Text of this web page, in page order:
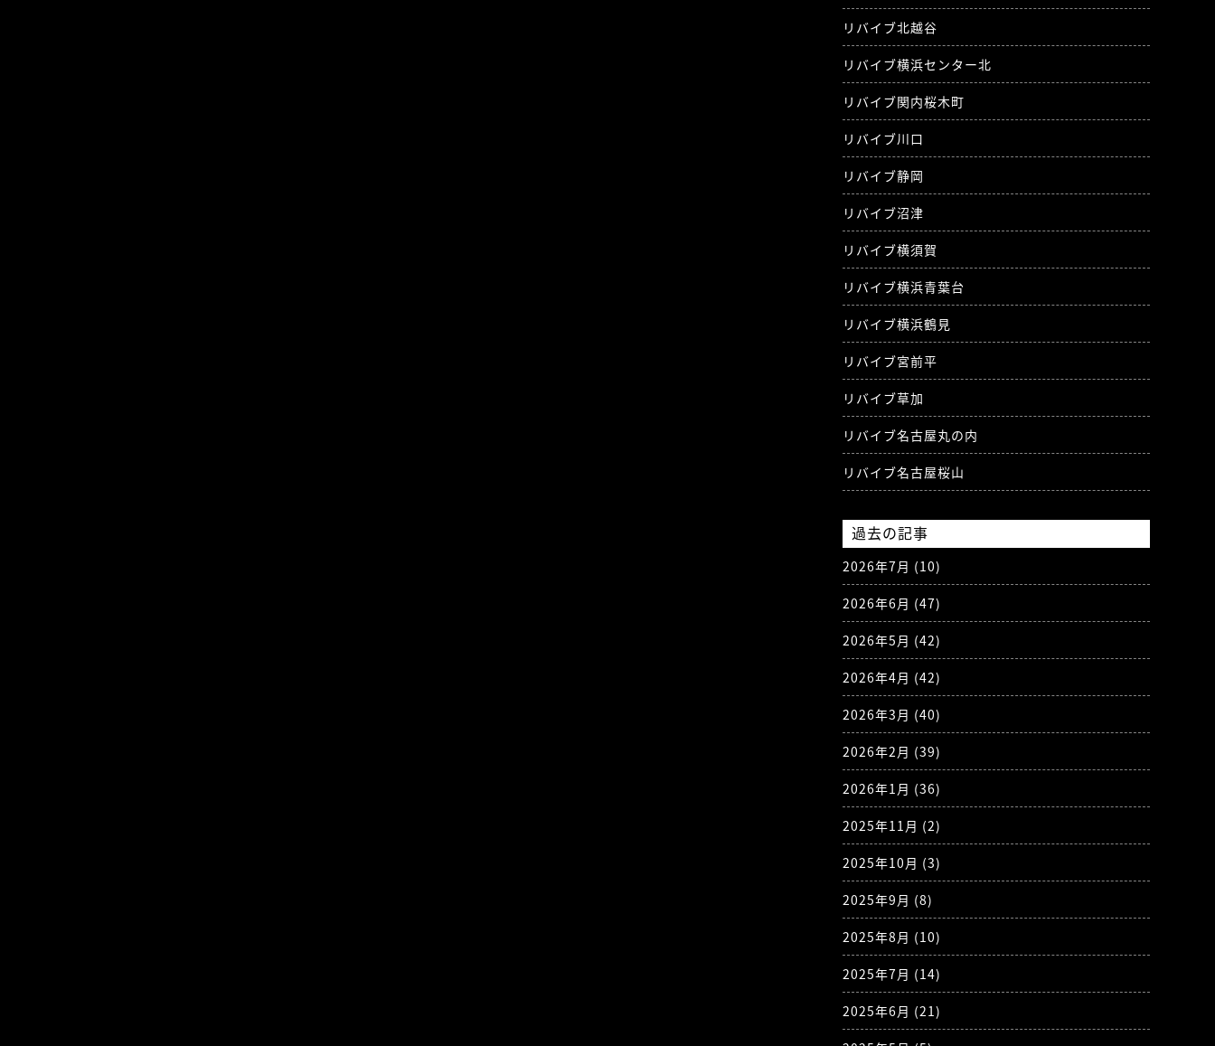
リバイブ北越谷
リバイブ横浜センター北
リバイブ関内桜木町
リバイブ川口
リバイブ静岡
リバイブ沼津
リバイブ横須賀
リバイブ横浜青葉台
リバイブ横浜鶴見
リバイブ宮前平
リバイブ草加
リバイブ名古屋丸の内
リバイブ名古屋桜山
過去の記事
2026年7月 (10)
2026年6月 (47)
2026年5月 (42)
2026年4月 (42)
2026年3月 (40)
2026年2月 (39)
2026年1月 (36)
2025年11月 (2)
2025年10月 (3)
2025年9月 (8)
2025年8月 (10)
2025年7月 (14)
2025年6月 (21)